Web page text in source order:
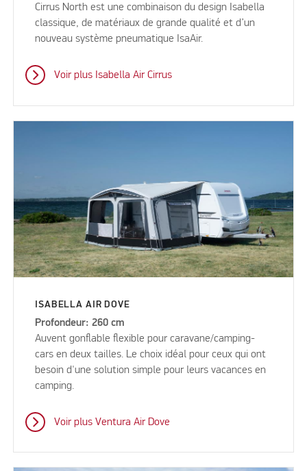
Cirrus North est une combinaison du design Isabella
classique, de matériaux de grande qualité et d’un
nouveau système pneumatique IsaAir.
Voir plus Isabella Air Cirrus
ISABELLA AIR DOVE
Profondeur: 260 cm
Auvent gonflable flexible pour caravane/camping-
cars en deux tailles. Le choix idéal pour ceux qui ont
besoin d'une solution simple pour leurs vacances en
camping.
Voir plus Ventura Air Dove